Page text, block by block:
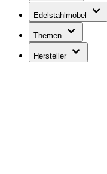
Edelstahlmöbel
Themen
Hersteller